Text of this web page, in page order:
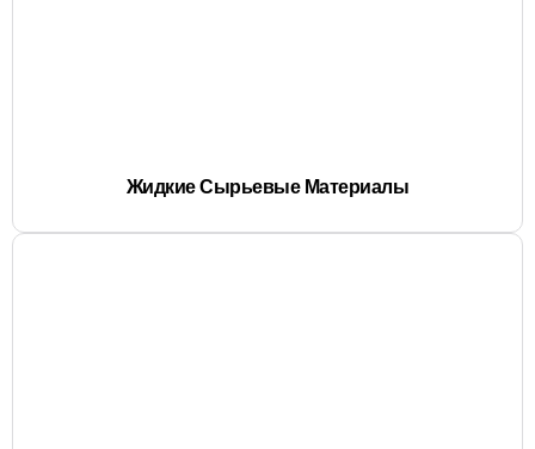
Жидкие Сырьевые Материалы